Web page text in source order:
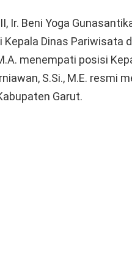
Ir. Beni Yoga
Dinas Pariwisata
menempati posisi
S.Si., M.E. resmi
Garut.